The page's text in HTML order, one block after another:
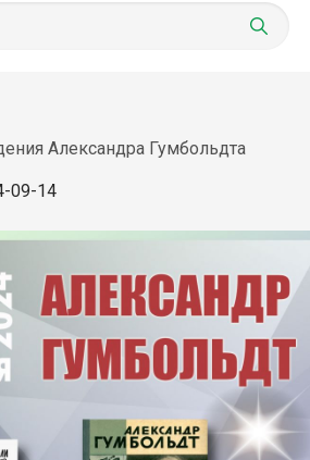
Александра Гумбольдта
09-14